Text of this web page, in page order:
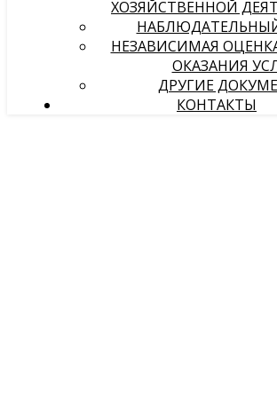
ХОЗЯЙСТВЕННОЙ
НЕЗАВИСИМАЯ
ОКАЗАНИЯ
ДРУГИЕ
КОНТАКТЫ